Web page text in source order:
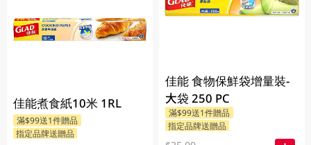
佳能煮食紙10米 1RL
滿$99送1件贈品
指定品牌送贈品
佳能 食物保鮮袋增量裝-
大袋 250 PC
滿$99送1件贈品
指定品牌送贈品